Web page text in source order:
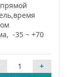
-35 ~ +70